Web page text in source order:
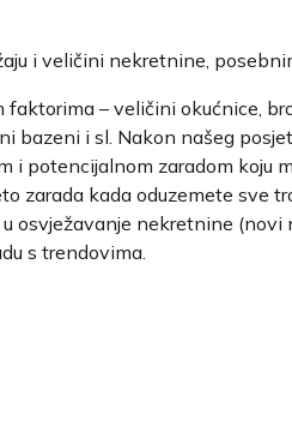
i veličini nekretnine,
– veličini okućnice,
bazeni i sl. Nakon našeg
i potencijalnom zaradom koju
zarada kada oduzemete sve
osvježavanje nekretnine
s trendovima.